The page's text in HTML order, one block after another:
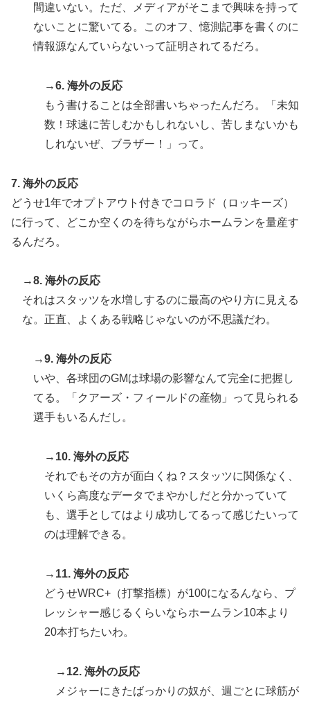
2026.08.09
米農家「流石にこんな値段じゃ、米
あ？？」
2026.08.09
2026.08.09
間違いない。ただ、メディアがそこまで興味を持って
ないことに驚いてる。このオフ、憶測記事を書くのに
情報源なんていらないって証明されてるだろ。
→6. 海外の反応
もう書けることは全部書いちゃったんだろ。「未知
数！球速に苦しむかもしれないし、苦しまないかも
しれないぜ、ブラザー！」って。
7. 海外の反応
どうせ1年でオプトアウト付きでコロラド（ロッキーズ）
に行って、どこか空くのを待ちながらホームランを量産す
るんだろ。
→8. 海外の反応
それはスタッツを水増しするのに最高のやり方に見える
な。正直、よくある戦略じゃないのが不思議だわ。
→9. 海外の反応
いや、各球団のGMは球場の影響なんて完全に把握し
てる。「クアーズ・フィールドの産物」って見られる
選手もいるんだし。
→10. 海外の反応
それでもその方が面白くね？スタッツに関係なく、
いくら高度なデータでまやかしだと分かっていて
も、選手としてはより成功してるって感じたいって
のは理解できる。
→11. 海外の反応
どうせWRC+（打撃指標）が100になるんなら、プ
レッシャー感じるくらいならホームラン10本より
20本打ちたいわ。
→12. 海外の反応
メジャーにきたばっかりの奴が、週ごとに球筋が